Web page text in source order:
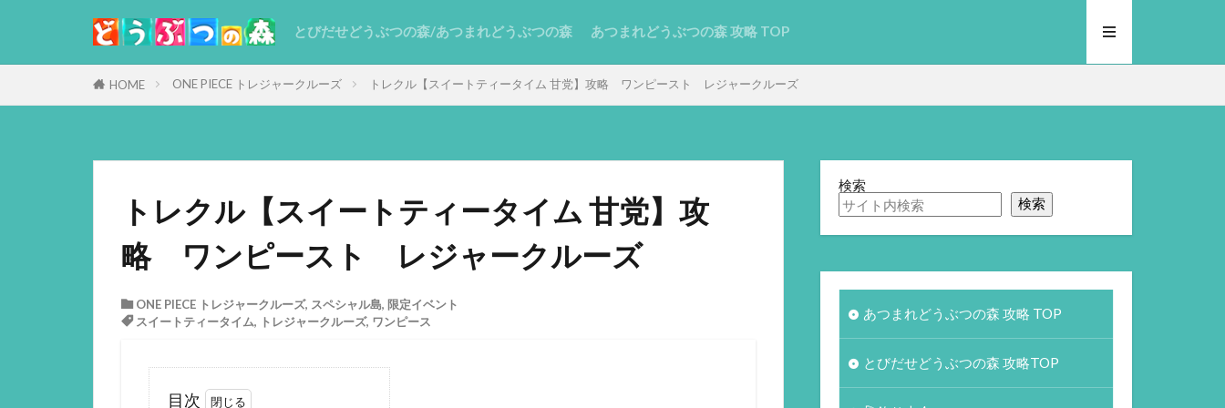
とびだせどうぶつの森/あつまれどうぶつの森 あつまれどうぶつの森 攻略 TOP
HOME ONE PIECE トレジャークルーズ トレクル【スイートティータイム 甘党】攻略 ワンピースト レジャークルーズ
トレクル【スイートティータイム 甘党】攻
略 ワンピースト レジャークルーズ
ONE PIECE トレジャークルーズ, スペシャル島, 限定イベント
スイートティータイム, トレジャークルーズ, ワンピース
目次
検索
検索
あつまれどうぶつの森 攻略 TOP
とびだせどうぶつの森 攻略TOP